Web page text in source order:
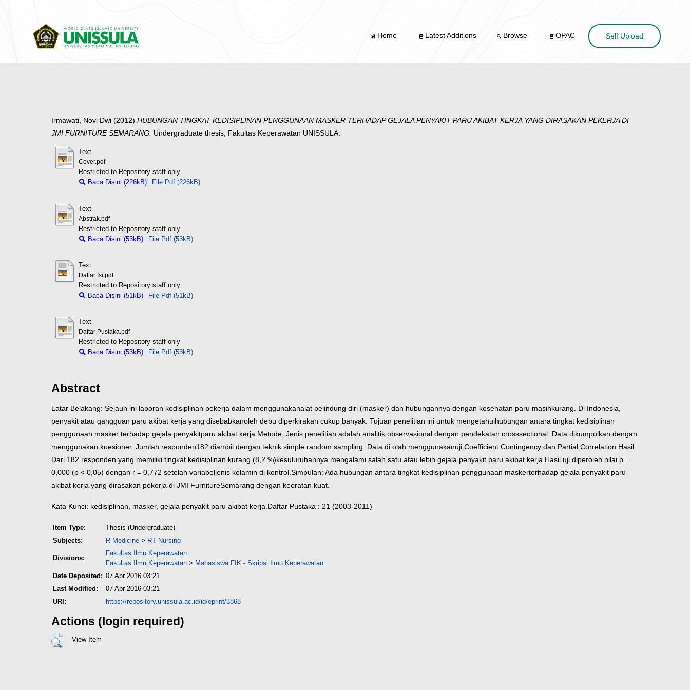
Home Latest Additions Browse OPAC Self Upload
Irmawati, Novi Dwi (2012) HUBUNGAN TINGKAT KEDISIPLINAN PENGGUNAAN MASKER TERHADAP GEJALA PENYAKIT PARU AKIBAT KERJA YANG DIRASAKAN PEKERJA DI
JMI FURNITURE SEMARANG. Undergraduate thesis, Fakultas Keperawatan UNISSULA.
Text
Cover.pdf
Restricted to Repository staff only
Baca Disini (226kB)
File Pdf (226kB)
Text
Abstrak.pdf
Restricted to Repository staff only
Baca Disini (53kB)
File Pdf (53kB)
Text
Daftar Isi.pdf
Restricted to Repository staff only
Baca Disini (51kB)
File Pdf (51kB)
Text
Daftar Pustaka.pdf
Restricted to Repository staff only
Baca Disini (53kB)
File Pdf (53kB)
Abstract
Latar Belakang: Sejauh ini laporan kedisiplinan pekerja dalam menggunakanalat pelindung diri (masker) dan hubungannya dengan kesehatan paru masihkurang. Di Indonesia,
penyakit atau gangguan paru akibat kerja yang disebabkanoleh debu diperkirakan cukup banyak. Tujuan penelitian ini untuk mengetahuihubungan antara tingkat kedisiplinan
penggunaan masker terhadap gejala penyakitparu akibat kerja. Metode: Jenis penelitian adalah analitik observasional dengan pendekatan crosssectional. Data dikumpulkan dengan
menggunakan kuesioner. Jumlah responden182 diambil dengan teknik simple random sampling. Data di olah menggunakanuji Coefficient Contingency dan Partial Correlation. Hasil:
Dari 182 responden yang memiliki tingkat kedisiplinan kurang (8,2 %)kesuluruhannya mengalami salah satu atau lebih gejala penyakit paru akibat kerja. Hasil uji diperoleh nilai p =
0,000 (p < 0,05) dengan r = 0,772 setelah variabeljenis kelamin di kontrol. Simpulan: Ada hubungan antara tingkat kedisiplinan penggunaan maskerterhadap gejala penyakit paru
akibat kerja yang dirasakan pekerja di JMI FurnitureSemarang dengan keeratan kuat.
Kata Kunci: kedisiplinan, masker, gejala penyakit paru akibat kerja. Daftar Pustaka : 21 (2003-2011)
Item Type:
Thesis (Undergraduate)
Subjects:
R Medicine > RT Nursing
Divisions:
Fakultas Ilmu Keperawatan
Fakultas Ilmu Keperawatan > Mahasiswa FIK - Skripsi Ilmu Keperawatan
Date Deposited: 07 Apr 2016 03:21
Last Modified:
07 Apr 2016 03:21
URI:
https://repository.unissula.ac.id/id/eprint/3868
Actions (login required)
View Item